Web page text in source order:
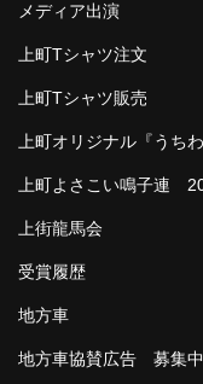
メディア出演
上町Tシャツ注文
上町Tシャツ販売
上町オリジナル『うち
上町よさこい鳴子連
上街龍馬会
受賞履歴
地方車
地方車協賛広告 募集中